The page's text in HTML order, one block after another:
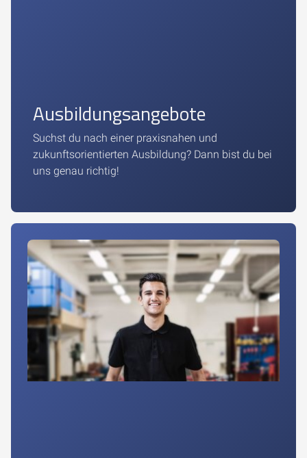
Ausbildungsangebote
Suchst du nach einer praxisnahen und
zukunftsorientierten Ausbildung? Dann bist du bei
uns genau richtig!